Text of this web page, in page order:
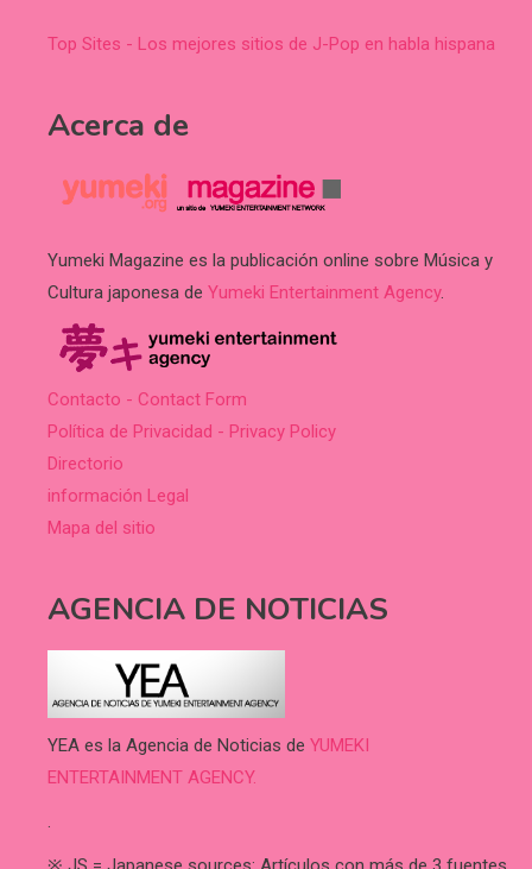
Top Sites - Los mejores sitios de J-Pop en habla hispana
Acerca de
Yumeki Magazine es la publicación online sobre Música y
Cultura japonesa de Yumeki Entertainment Agency.
Contacto - Contact Form
Política de Privacidad - Privacy Policy
Directorio
información Legal
Mapa del sitio
AGENCIA DE NOTICIAS
YEA es la Agencia de Noticias de YUMEKI
ENTERTAINMENT AGENCY.
.